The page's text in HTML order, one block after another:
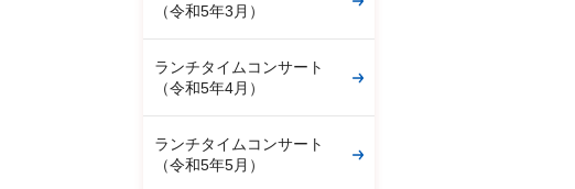
（令和5年3月）
ランチタイムコンサート
（令和5年4月）
ランチタイムコンサート
（令和5年5月）